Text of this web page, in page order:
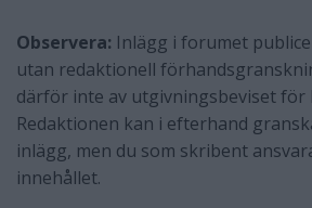
Observera: Inlägg i forumet
utan redaktionell
därför inte av utgivningsbeviset för
Redaktionen kan i efterhand
inlägg, men du som skribent
innehållet.